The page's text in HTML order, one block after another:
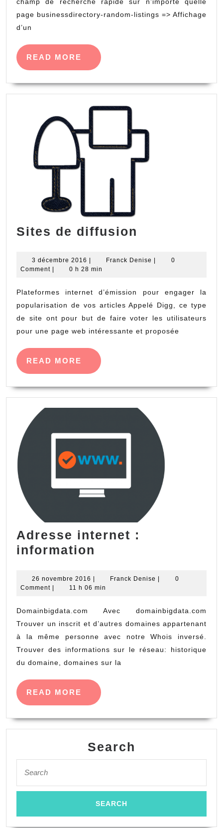
page businessdirectory-random-listings => Affichage
d’un
READ MORE
READ
MORE
Sites de diffusion
diffusion
3 décembre 2016 3
décembre
Franck Denise Franck0
Comment
0 h 28 min
Plateformes internet d’émission pour engager la
popularisation de vos articles Appelé Digg, ce type
de site ont pour but de faire voter les utilisateurs
pour une page web intéressante et proposée
READ MORE
READ
MORE
Adresse internet :
information
information
26 novembre 2016 26
novembre
Franck Denise Franck0
Comment
11 h 06 min
Domainbigdata.com Avec domainbigdata.com
Trouver un inscrit et d’autres domaines appartenant
à la même personne avec notre Whois inversé.
Trouver des informations sur le réseau: historique
du domaine, domaines sur la
READ MORE
READ
MORE
Search
for: